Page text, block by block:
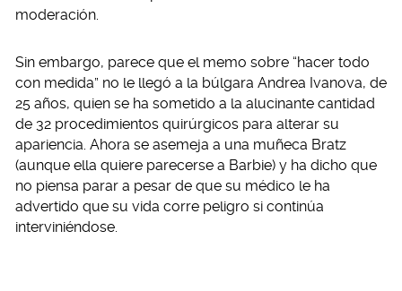
moderación.
Sin embargo, parece que el memo sobre “hacer todo
con medida” no le llegó a la búlgara Andrea Ivanova, de
25 años, quien se ha sometido a la alucinante cantidad
de 32 procedimientos quirúrgicos para alterar su
apariencia. Ahora se asemeja a una muñeca Bratz
(aunque ella quiere parecerse a Barbie) y ha dicho que
no piensa parar a pesar de que su médico le ha
advertido que su vida corre peligro si continúa
interviniéndose.